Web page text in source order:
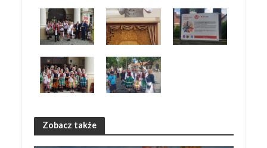
Zobacz także